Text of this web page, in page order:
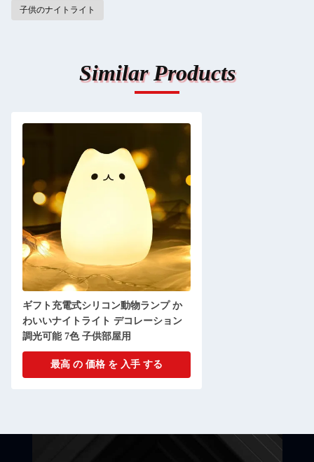
子供のナイトライト
Similar Products
ギフト充電式シリコン動物ランプ か
わいいナイトライト デコレーション
調光可能 7色 子供部屋用
最高 の 価格 を 入手 する